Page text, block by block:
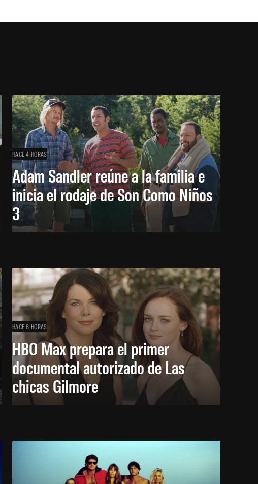
HACE 4 HORAS
Adam Sandler reúne a la familia e
inicia el rodaje de Son Como Niños
3
HACE 6 HORAS
HBO Max prepara el primer
documental autorizado de Las
chicas Gilmore